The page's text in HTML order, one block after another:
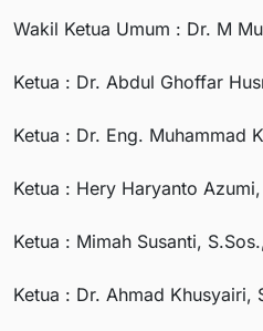
Wakil Ketua Umum : Dr. M
Ketua : Dr. Abdul Ghoffar
Ketua : Dr. Eng. Muhammad
Ketua : Hery Haryanto
Ketua : Mimah Susanti,
Ketua : Dr. Ahmad Khusyairi,